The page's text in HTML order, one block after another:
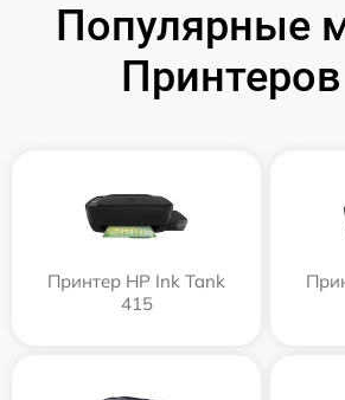
Популярные
Принтер HP Ink Tank
415